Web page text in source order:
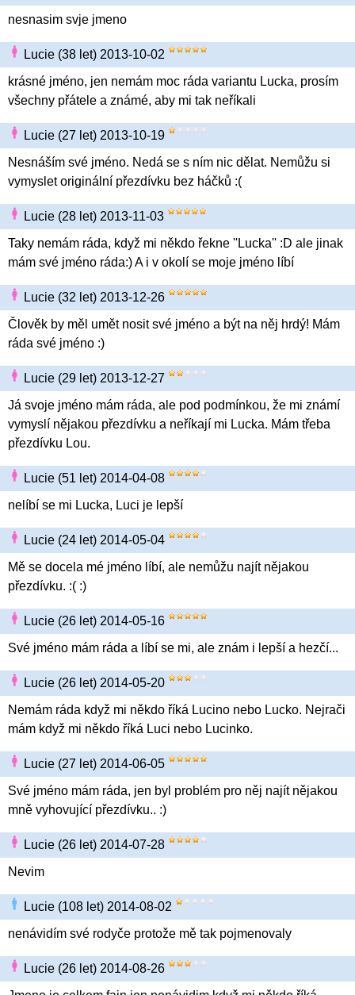
nesnasim svje jmeno
Lucie (38 let) 2013-10-02
krásné jméno, jen nemám moc ráda variantu Lucka, prosím
všechny přátele a známé, aby mi tak neříkali
Lucie (27 let) 2013-10-19
Nesnáším své jméno. Nedá se s ním nic dělat. Nemůžu si
vymyslet originální přezdívku bez háčků :(
Lucie (28 let) 2013-11-03
Taky nemám ráda, když mi někdo řekne ''Lucka'' :D ale jinak
mám své jméno ráda:) A i v okolí se moje jméno líbí
Lucie (32 let) 2013-12-26
Člověk by měl umět nosit své jméno a být na něj hrdý! Mám
ráda své jméno :)
Lucie (29 let) 2013-12-27
Já svoje jméno mám ráda, ale pod podmínkou, že mi známí
vymyslí nějakou přezdívku a neříkají mi Lucka. Mám třeba
přezdívku Lou.
Lucie (51 let) 2014-04-08
nelíbí se mi Lucka, Luci je lepší
Lucie (24 let) 2014-05-04
Mě se docela mé jméno líbí, ale nemůžu najít nějakou
přezdívku. :( :)
Lucie (26 let) 2014-05-16
Své jméno mám ráda a líbí se mi, ale znám i lepší a hezčí...
Lucie (26 let) 2014-05-20
Nemám ráda když mi někdo říká Lucino nebo Lucko. Nejrači
mám když mi někdo říká Luci nebo Lucinko.
Lucie (27 let) 2014-06-05
Své jméno mám ráda, jen byl problém pro něj najít nějakou
mně vyhovující přezdívku.. :)
Lucie (26 let) 2014-07-28
Nevim
Lucie (108 let) 2014-08-02
nenávidím své rodyče protože mě tak pojmenovaly
Lucie (26 let) 2014-08-26